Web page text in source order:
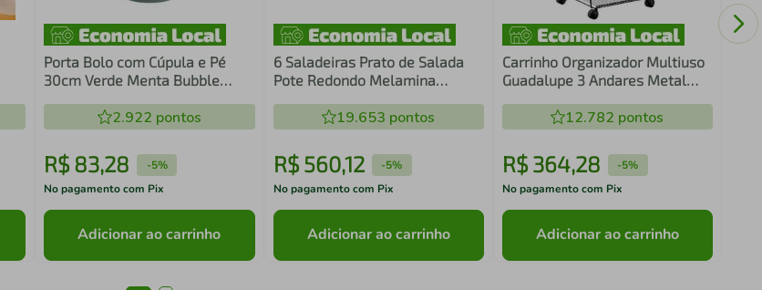
Porta Bolo com Cúpula e Pé
30cm Verde Menta Bubble
2.922 pontos
R$83,28 -5%
No pagamento com Pix
Adicionar ao carrinho
6 Saladeiras Prato de Salada
Pote Redondo Melamina
19.653 pontos
R$ 560,12 -5%
No pagamento com Pix
Adicionar ao carrinho
Carrinho Organizador Multiuso
Guadalupe 3 Andares Metal
12.782 pontos
R$ 364,28 -5%
No pagamento com Pix
Adicionar ao carrinho